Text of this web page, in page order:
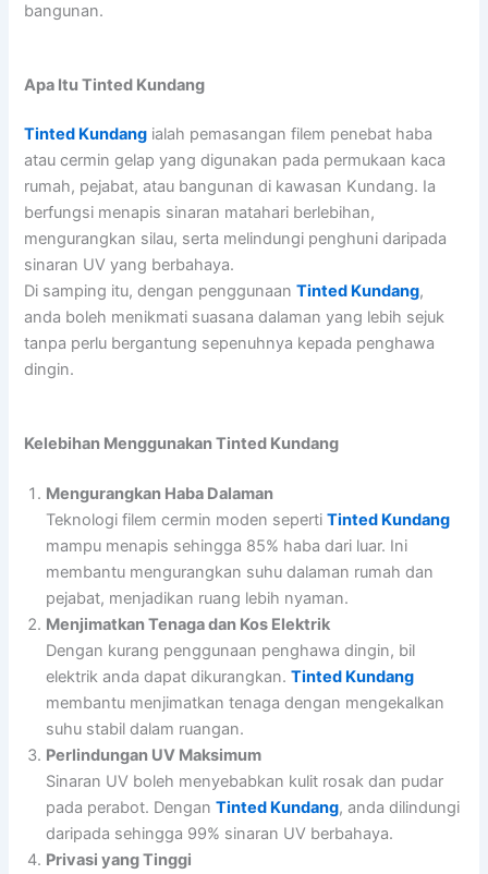
bangunan.
Apa Itu Tinted Kundang
Tinted Kundang ialah pemasangan filem penebat haba
atau cermin gelap yang digunakan pada permukaan kaca
rumah, pejabat, atau bangunan di kawasan Kundang. Ia
berfungsi menapis sinaran matahari berlebihan,
mengurangkan silau, serta melindungi penghuni daripada
sinaran UV yang berbahaya.
Di samping itu, dengan penggunaanTinted Kundang,
anda boleh menikmati suasana dalaman yang lebih sejuk
tanpa perlu bergantung sepenuhnya kepada penghawa
dingin.
Kelebihan Menggunakan Tinted Kundang
Mengurangkan Haba Dalaman
Teknologi filem cermin moden sepertiTinted Kundang
mampu menapis sehingga 85% haba dari luar. Ini
membantu mengurangkan suhu dalaman rumah dan
pejabat, menjadikan ruang lebih nyaman.
Menjimatkan Tenaga dan Kos Elektrik
Dengan kurang penggunaan penghawa dingin, bil
elektrik anda dapat dikurangkan.Tinted Kundang
membantu menjimatkan tenaga dengan mengekalkan
suhu stabil dalam ruangan.
Perlindungan UV Maksimum
Sinaran UV boleh menyebabkan kulit rosak dan pudar
pada perabot. DenganTinted Kundang, anda dilindungi
daripada sehingga 99% sinaran UV berbahaya.
Privasi yang Tinggi